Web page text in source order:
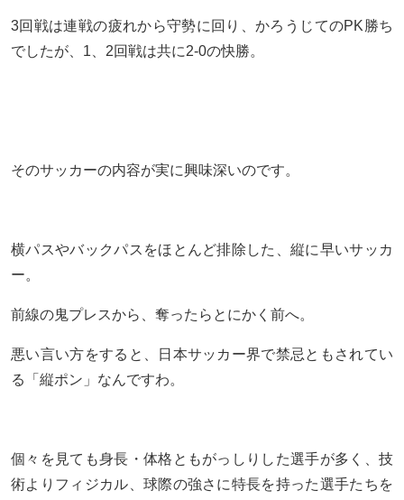
3回戦は連戦の疲れから守勢に回り、かろうじてのPK勝ち
でしたが、1、2回戦は共に2-0の快勝。
そのサッカーの内容が実に興味深いのです。
横パスやバックパスをほとんど排除した、縦に早いサッカ
ー。
前線の鬼プレスから、奪ったらとにかく前へ。
悪い言い方をすると、日本サッカー界で禁忌ともされてい
る「縦ポン」なんですわ。
個々を見ても身長・体格ともがっしりした選手が多く、技
術よりフィジカル、球際の強さに特長を持った選手たちを